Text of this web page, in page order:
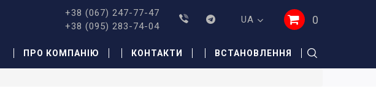
+38 (067) 247-77-47
+38 (095) 283-74-04
UA 0
ПРО КОМПАНІЮ КОНТАКТИ ВСТАНОВЛЕННЯ